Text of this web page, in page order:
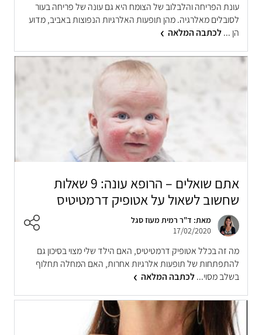
עונת הפריחה והלבלוב של הצומח היא גם עונה של פריחה בעור
לסובלים מאלרגיה. מהן תופעות האלרגיות הנפוצות באביב, מדוע
הן ...לכתבה המלאה
אתם שואלים – הרופא עונה: 9 שאלות
שחשוב לשאול על אטופיק דרמטיטיס
מאת: ד"ר רמית מעוז סגל
17/02/2020
מה זה בכלל אטופיק דרמטיטיס, האם הילד שלי מצוי בסיכון גם
להתפתחות של תופעות אלרגיות אחרות, האם המחלה תחלוף
בשלב מסוי...לכתבה המלאה